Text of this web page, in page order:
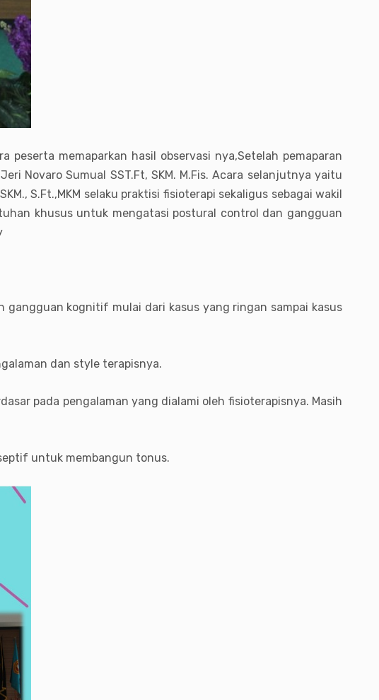
memaparkan hasil observasi nya,Setelah pemaparan
Novaro Sumual SST.Ft, SKM. M.Fis. Acara selanjutnya yaitu
S.Ft.,MKM selaku praktisi fisioterapi sekaligus sebagai wakil
khusus untuk mengatasi postural control dan gangguan
kognitif mulai dari kasus yang ringan sampai kasus
dan style terapisnya.
pada pengalaman yang dialami oleh fisioterapisnya. Masih
untuk membangun tonus.